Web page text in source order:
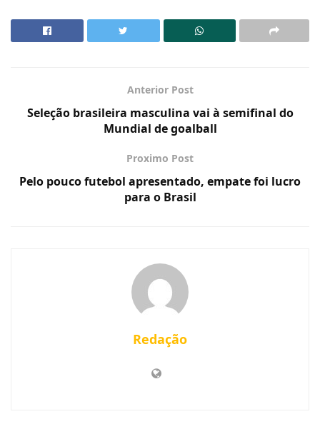
Anterior Post
Seleção brasileira masculina vai à semifinal do
Mundial de goalball
Proximo Post
Pelo pouco futebol apresentado, empate foi lucro
para o Brasil
Redação